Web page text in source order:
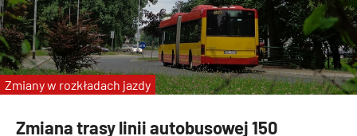
Zmiana trasy linii autobusowej 150
Zmiany w rozkładach jazdy